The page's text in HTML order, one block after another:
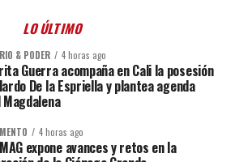
LO ÚLTIMO
& PODER 4 horas ago
Guerra acompaña en Cali la posesión
De la Espriella y plantea agenda
4 horas ago
expone avances y retos en la